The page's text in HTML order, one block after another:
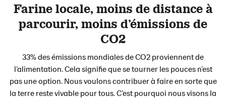
Farine locale, moins de distance à
parcourir, moins d’émissions de
CO2
33% des émissions mondiales de CO2 proviennent de
l’alimentation. Cela signifie que se tourner les pouces n’est
pas une option. Nous voulons contribuer à faire en sorte que
la terre reste vivable pour tous. C’est pourquoi nous visons la